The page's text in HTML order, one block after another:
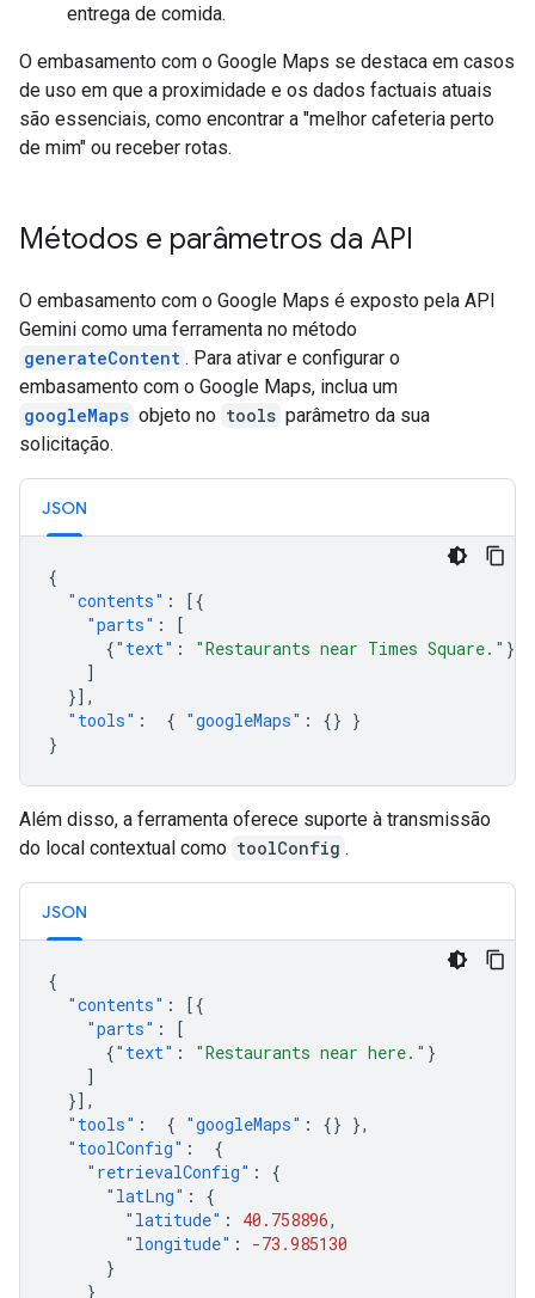
entrega de comida.
O embasamento com o Google Maps se destaca em casos
de uso em que a proximidade e os dados factuais atuais
são essenciais, como encontrar a "melhor cafeteria perto
de mim" ou receber rotas.
Métodos e parâmetros da API
O embasamento com o Google Maps é exposto pela API
Gemini como uma ferramenta no método
generateContent . Para ativar e configurar o
embasamento com o Google Maps, inclua um
googleMaps objeto no tools parâmetro da sua
solicitação.
JSON
{
"contents" :
[{
"parts" :
[
{"text" : "Restaurants near Times Square." }
]
}],
"tools" : { "googleMaps" : {} }
}
Além disso, a ferramenta oferece suporte à transmissão
do local contextual como toolConfig .
JSON
{
"contents" :
[{
"parts" :
[
{"text" : "Restaurants near here." }
]
}],
"tools" : { "googleMaps" : {} },
"toolConfig" :
{
"retrievalConfig" :
{
"latLng" :
{
"latitude" : 40.758896,
"longitude" :
-73.985130
}
}